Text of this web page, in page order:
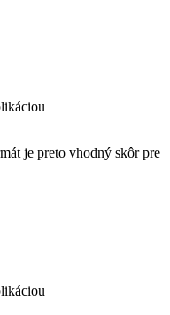
je preto vhodný skôr pre